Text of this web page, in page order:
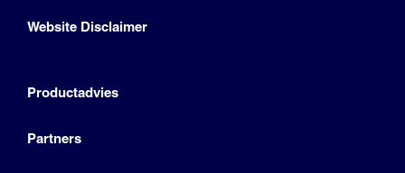
Website Disclaimer
Productadvies
Partners